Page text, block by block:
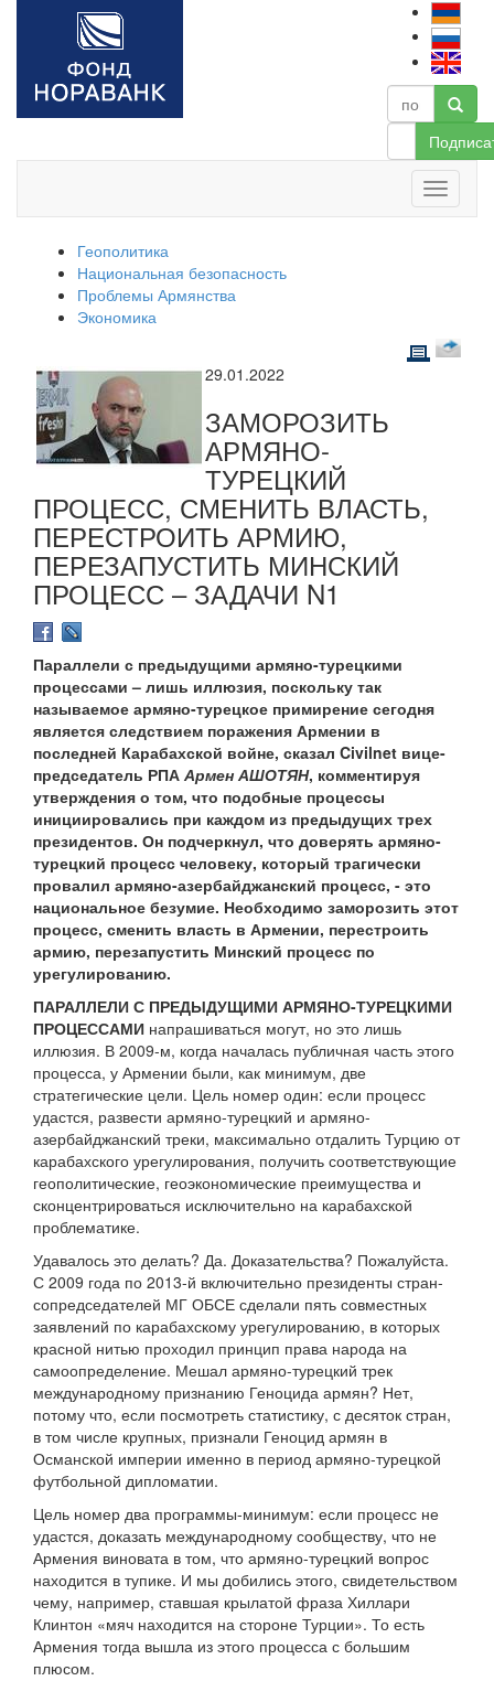
Геополитика
Национальная безопасность
Проблемы Армянства
Экономика
29.01.2022
ЗАМОРОЗИТЬ
АРМЯНО-
ТУРЕЦКИЙ
ПРОЦЕСС, СМЕНИТЬ ВЛАСТЬ,
ПЕРЕСТРОИТЬ АРМИЮ,
ПЕРЕЗАПУСТИТЬ МИНСКИЙ
ПРОЦЕСС – ЗАДАЧИ N1
Параллели с предыдущими армяно-турецкими
процессами – лишь иллюзия, поскольку так
называемое армяно-турецкое примирение сегодня
является следствием поражения Армении в
последней Карабахской войне, сказал Civilnet вице-
председатель РПА Армен АШОТЯН, комментируя
утверждения о том, что подобные процессы
инициировались при каждом из предыдущих трех
президентов. Он подчеркнул, что доверять армяно-
турецкий процесс человеку, который трагически
провалил армяно-азербайджанский процесс, - это
национальное безумие. Необходимо заморозить этот
процесс, сменить власть в Армении, перестроить
армию, перезапустить Минский процесс по
урегулированию.
ПАРАЛЛЕЛИ С ПРЕДЫДУЩИМИ АРМЯНО-ТУРЕЦКИМИ
ПРОЦЕССАМИ напрашиваться могут, но это лишь
иллюзия. В 2009-м, когда началась публичная часть этого
процесса, у Армении были, как минимум, две
стратегические цели. Цель номер один: если процесс
удастся, развести армяно-турецкий и армяно-
азербайджанский треки, максимально отдалить Турцию от
карабахского урегулирования, получить соответствующие
геополитические, геоэкономические преимущества и
сконцентрироваться исключительно на карабахской
проблематике.
Удавалось это делать? Да. Доказательства? Пожалуйста.
С 2009 года по 2013-й включительно президенты стран-
сопредседателей МГ ОБСЕ сделали пять совместных
заявлений по карабахскому урегулированию, в которых
красной нитью проходил принцип права народа на
самоопределение. Мешал армяно-турецкий трек
международному признанию Геноцида армян? Нет,
потому что, если посмотреть статистику, с десяток стран,
в том числе крупных, признали Геноцид армян в
Османской империи именно в период армяно-турецкой
футбольной дипломатии.
Цель номер два программы-минимум: если процесс не
удастся, доказать международному сообществу, что не
Армения виновата в том, что армяно-турецкий вопрос
находится в тупике. И мы добились этого, свидетельством
чему, например, ставшая крылатой фраза Хиллари
Клинтон «мяч находится на стороне Турции». То есть
Армения тогда вышла из этого процесса с большим
плюсом.